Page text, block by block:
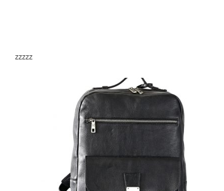
zzzzz